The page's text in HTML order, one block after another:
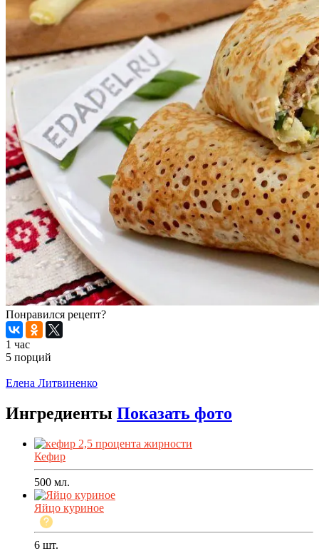
Понравился рецепт?
1 час
5 порций
Елена Литвиненко
Ингредиенты Показать фото
Кефир
500 мл.
Яйцо куриное
6 шт.